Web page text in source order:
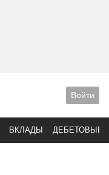
Войти
ВКЛАДЫ ДЕБЕТОВЫЕ